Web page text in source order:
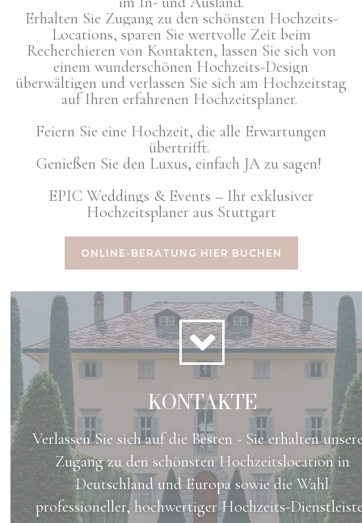
Erhalten Sie Zugang zu den schönsten Hochzeits-
Locations, sparen Sie wertvolle Zeit beim
Recherchieren von Kontakten, lassen Sie sich von
einem wunderschönen Hochzeits-Design
überwältigen und verlassen Sie sich am Hochzeitstag
auf Ihren erfahrenen Hochzeitsplaner.
Feiern Sie eine Hochzeit, die alle Erwartungen
übertrifft.
Genießen Sie den Luxus, einfach JA zu sagen!
EPIC Weddings & Events – Ihr exklusiver
Hochzeitsplaner aus Stuttgart
ONLINE-BERATUNG HIER BUCHEN
KONTAKTE
Verlassen Sie sich auf die Besten - Sie erhalten
Zugang zu den schönsten Hochzeitslocation in
Deutschland und Europa sowie die Wahl
professioneller, hochwertiger Hochzeits-